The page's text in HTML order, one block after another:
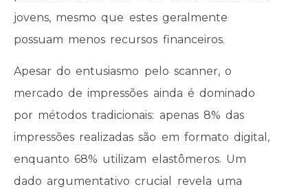
jovens, mesmo que estes geralmente
possuam menos recursos financeiros.
Apesar do entusiasmo pelo scanner, o
mercado de impressões ainda é dominado
por métodos tradicionais: apenas 8% das
impressões realizadas são em formato digital,
enquanto 68% utilizam elastômeros. Um
dado argumentativo crucial revela uma